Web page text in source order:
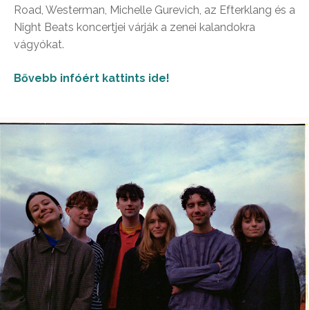
Road, Westerman, Michelle Gurevich, az Efterklang és a
Night Beats koncertjei várják a zenei kalandokra
vágyókat.
Bővebb infóért kattints ide!